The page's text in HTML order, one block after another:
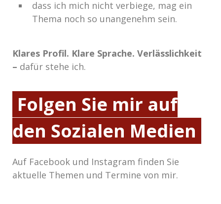
dass ich mich nicht verbiege, mag ein
Thema noch so unangenehm sein.
Klares Profil. Klare Sprache. Verlässlichkeit
– dafür stehe ich.
Folgen Sie mir auf
den Sozialen Medien
Auf Facebook und Instagram finden Sie
aktuelle Themen und Termine von mir.